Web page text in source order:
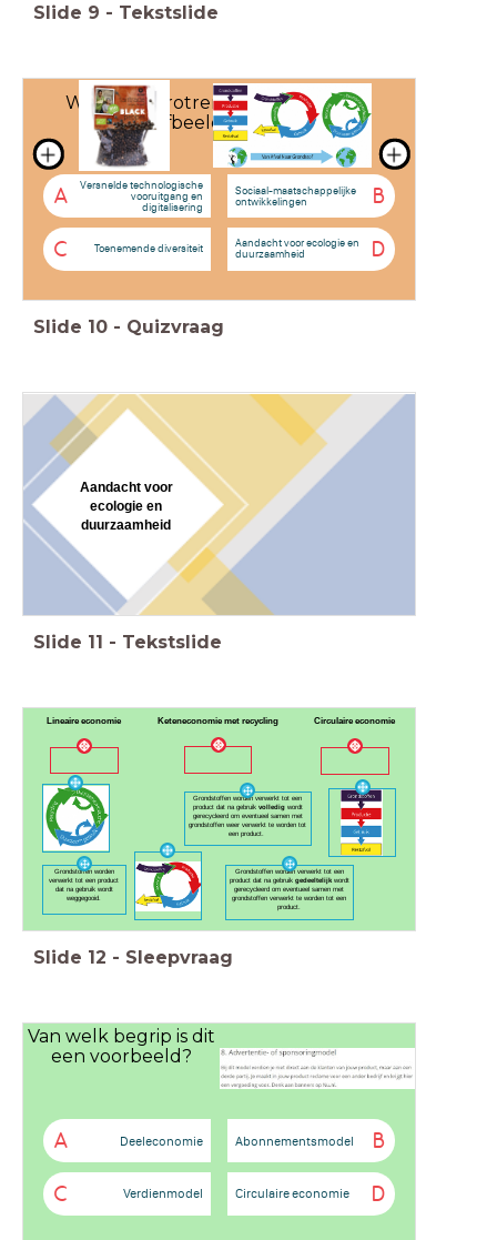
Slide 9 - Tekstslide
Welke macrotrend herken je in de
afbeeldingen?
A
Versnelde technologische
vooruitgang en
digitalisering
B
Sociaal-maatschappelijke
ontwikkelingen
C Toenemende diversiteit D
Aandacht voor ecologie en
duurzaamheid
Slide 10 - Quizvraag
Aandacht voor
ecologie en
duurzaamheid
Slide 11 - Tekstslide
Lineaire economie Keteneconomie met recycling Circulaire economie
Grondstoffen worden verwerkt tot een
product dat na gebruik gedeeltelijk wordt
gerecycleerd om eventueel samen met
grondstoffen verwerkt te worden tot een
product.
Grondstoffen worden verwerkt tot een
product dat na gebruik volledig wordt
gerecycleerd om eventueel samen met
grondstoffen weer verwerkt te worden tot
een product.
Grondstoffen worden
verwerkt tot een product
dat na gebruik wordt
weggegooid.
Slide 12 - Sleepvraag
Van welk begrip is dit
een voorbeeld?
A Deeleconomie B
Abonnementsmodel
C Verdienmodel D
Circulaire economie